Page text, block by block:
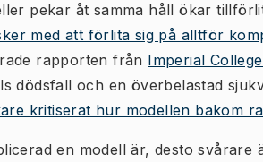
pekar åt samma håll ökar
med att förlita sig på alltför
rapporten från Imperial
dödsfall och en överbelastad
kritiserat hur modellen bakom
en modell är, desto